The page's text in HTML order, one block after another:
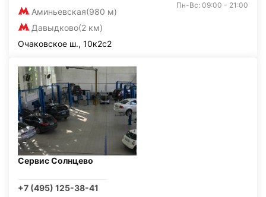
Аминьевская(980 м)
Давыдково(2 км)
Пн-Вс: 09:00 - 21:00
Очаковское ш., 10к2с2
Сервис Солнцево
+7 (495) 125-38-41